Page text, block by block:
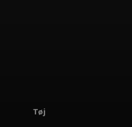
Tøj